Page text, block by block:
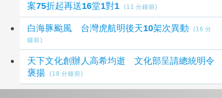
案75折起再送16堂1對1
(11 分鐘前)
白海豚颱風 台灣虎航明後天10架次異動
(16 分
鐘前)
天下文化創辦人高希均逝 文化部呈請總統明令
褒揚
(18 分鐘前)